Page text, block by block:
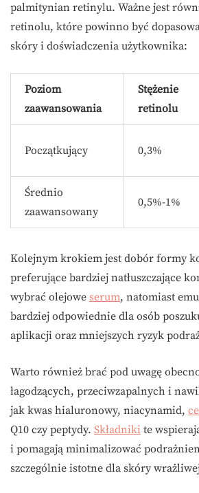
palmitynian retinylu. Ważne jest
retinolu, które powinno być
skóry i doświadczenia użytkownika:
Poziom
zaawansowania
Stężenie
retinolu
Początkujący 0,3%
Średnio
zaawansowany
0,5%-1%
Kolejnym krokiem jest dobór formy
preferujące bardziej natłuszczające
wybrać olejowe serum, natomiast
bardziej odpowiednie dla osób
aplikacji oraz mniejszych ryzyk
Warto również brać pod uwagę
łagodzących, przeciwzapalnych i
jak kwas hialuronowy, niacynamid,
Q10 czy peptydy. Składniki te
i pomagają minimalizować
szczególnie istotne dla skóry